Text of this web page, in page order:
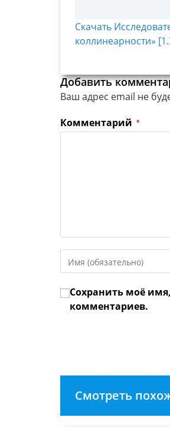
Скачать
коллинеарности»
Добавить
Ваш адрес email не
Комментарий *
свое
или
имя
Сохранить моё
комментариев.
Смотреть